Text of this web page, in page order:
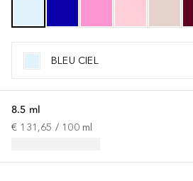
BLEU CIEL
8.5 ml
€ 131,65 / 100 ml